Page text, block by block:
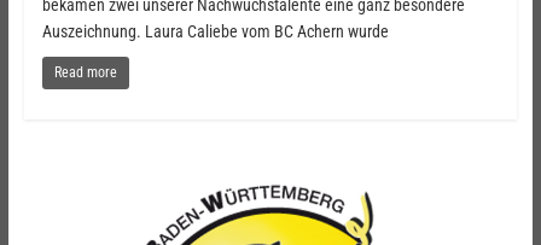
bekamen zwei unserer Nachwuchstalente eine ganz besondere
Auszeichnung. Laura Caliebe vom BC Achern wurde
Read more